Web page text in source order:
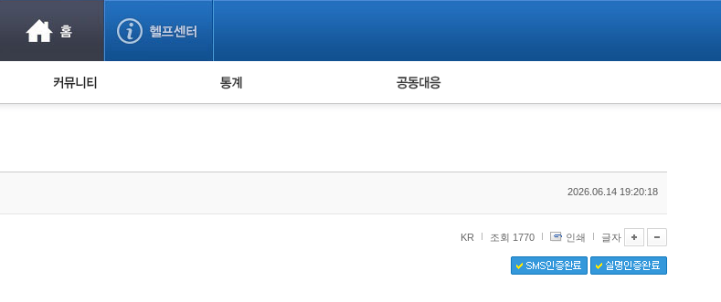
사기 예방했어요! 누적 피해사례 통계 피해자 공동대응
2026.06.14 19:20:18
KR 조회 1770 인쇄 글자